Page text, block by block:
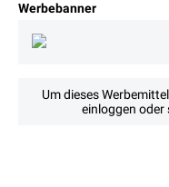
Werbebanner
Um dieses
einloggen oder